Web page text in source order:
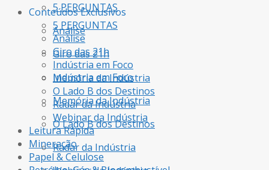
5 PERGUNTAS
Análise
Giro das 21h
Indústria em Foco
Memória da Indústria
O Lado B dos Destinos
Radar da Indústria
Conteúdos Exclusivos
5 PERGUNTAS
Análise
Giro das 21h
Indústria em Foco
Memória da Indústria
O Lado B dos Destinos
Radar da Indústria
Webinar da Indústria
Leitura Rápida
Mineração
Papel & Celulose